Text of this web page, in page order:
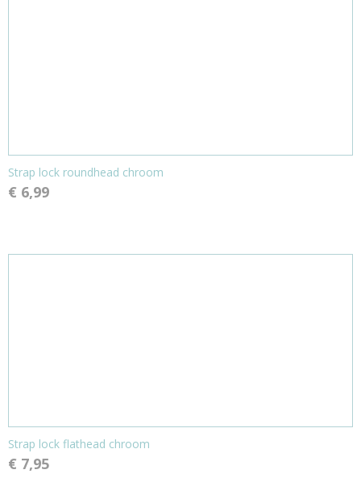
Strap lock roundhead chroom
€ 6,99
Strap lock flathead chroom
€ 7,95